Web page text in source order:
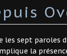
les sept paroles
la